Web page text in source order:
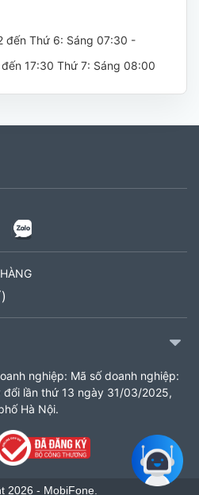
đến Thứ 6: Sáng 07:30 -
17:30 Thứ 7: Sáng 08:00
đến 17:00
La)
phường Kiến Hưng, TP. Hà
La, nằm trên tuyến đường
18:00
18:00
Xã Liên Sơn Lắk, Tỉnh
nghiệp: Mã số doanh nghiệp:
lần thứ 13 ngày 31/03/2025,
Hà Nội.
2026 - MobiFone.